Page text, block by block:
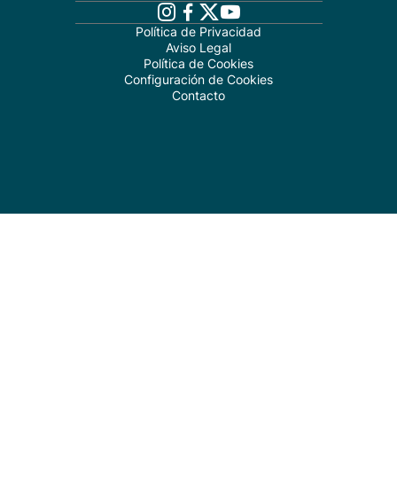
Política de Privacidad
Aviso Legal
Política de Cookies
Configuración de Cookies
Contacto